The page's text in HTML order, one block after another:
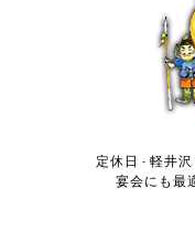
定休日 - 軽井
宴会にも最